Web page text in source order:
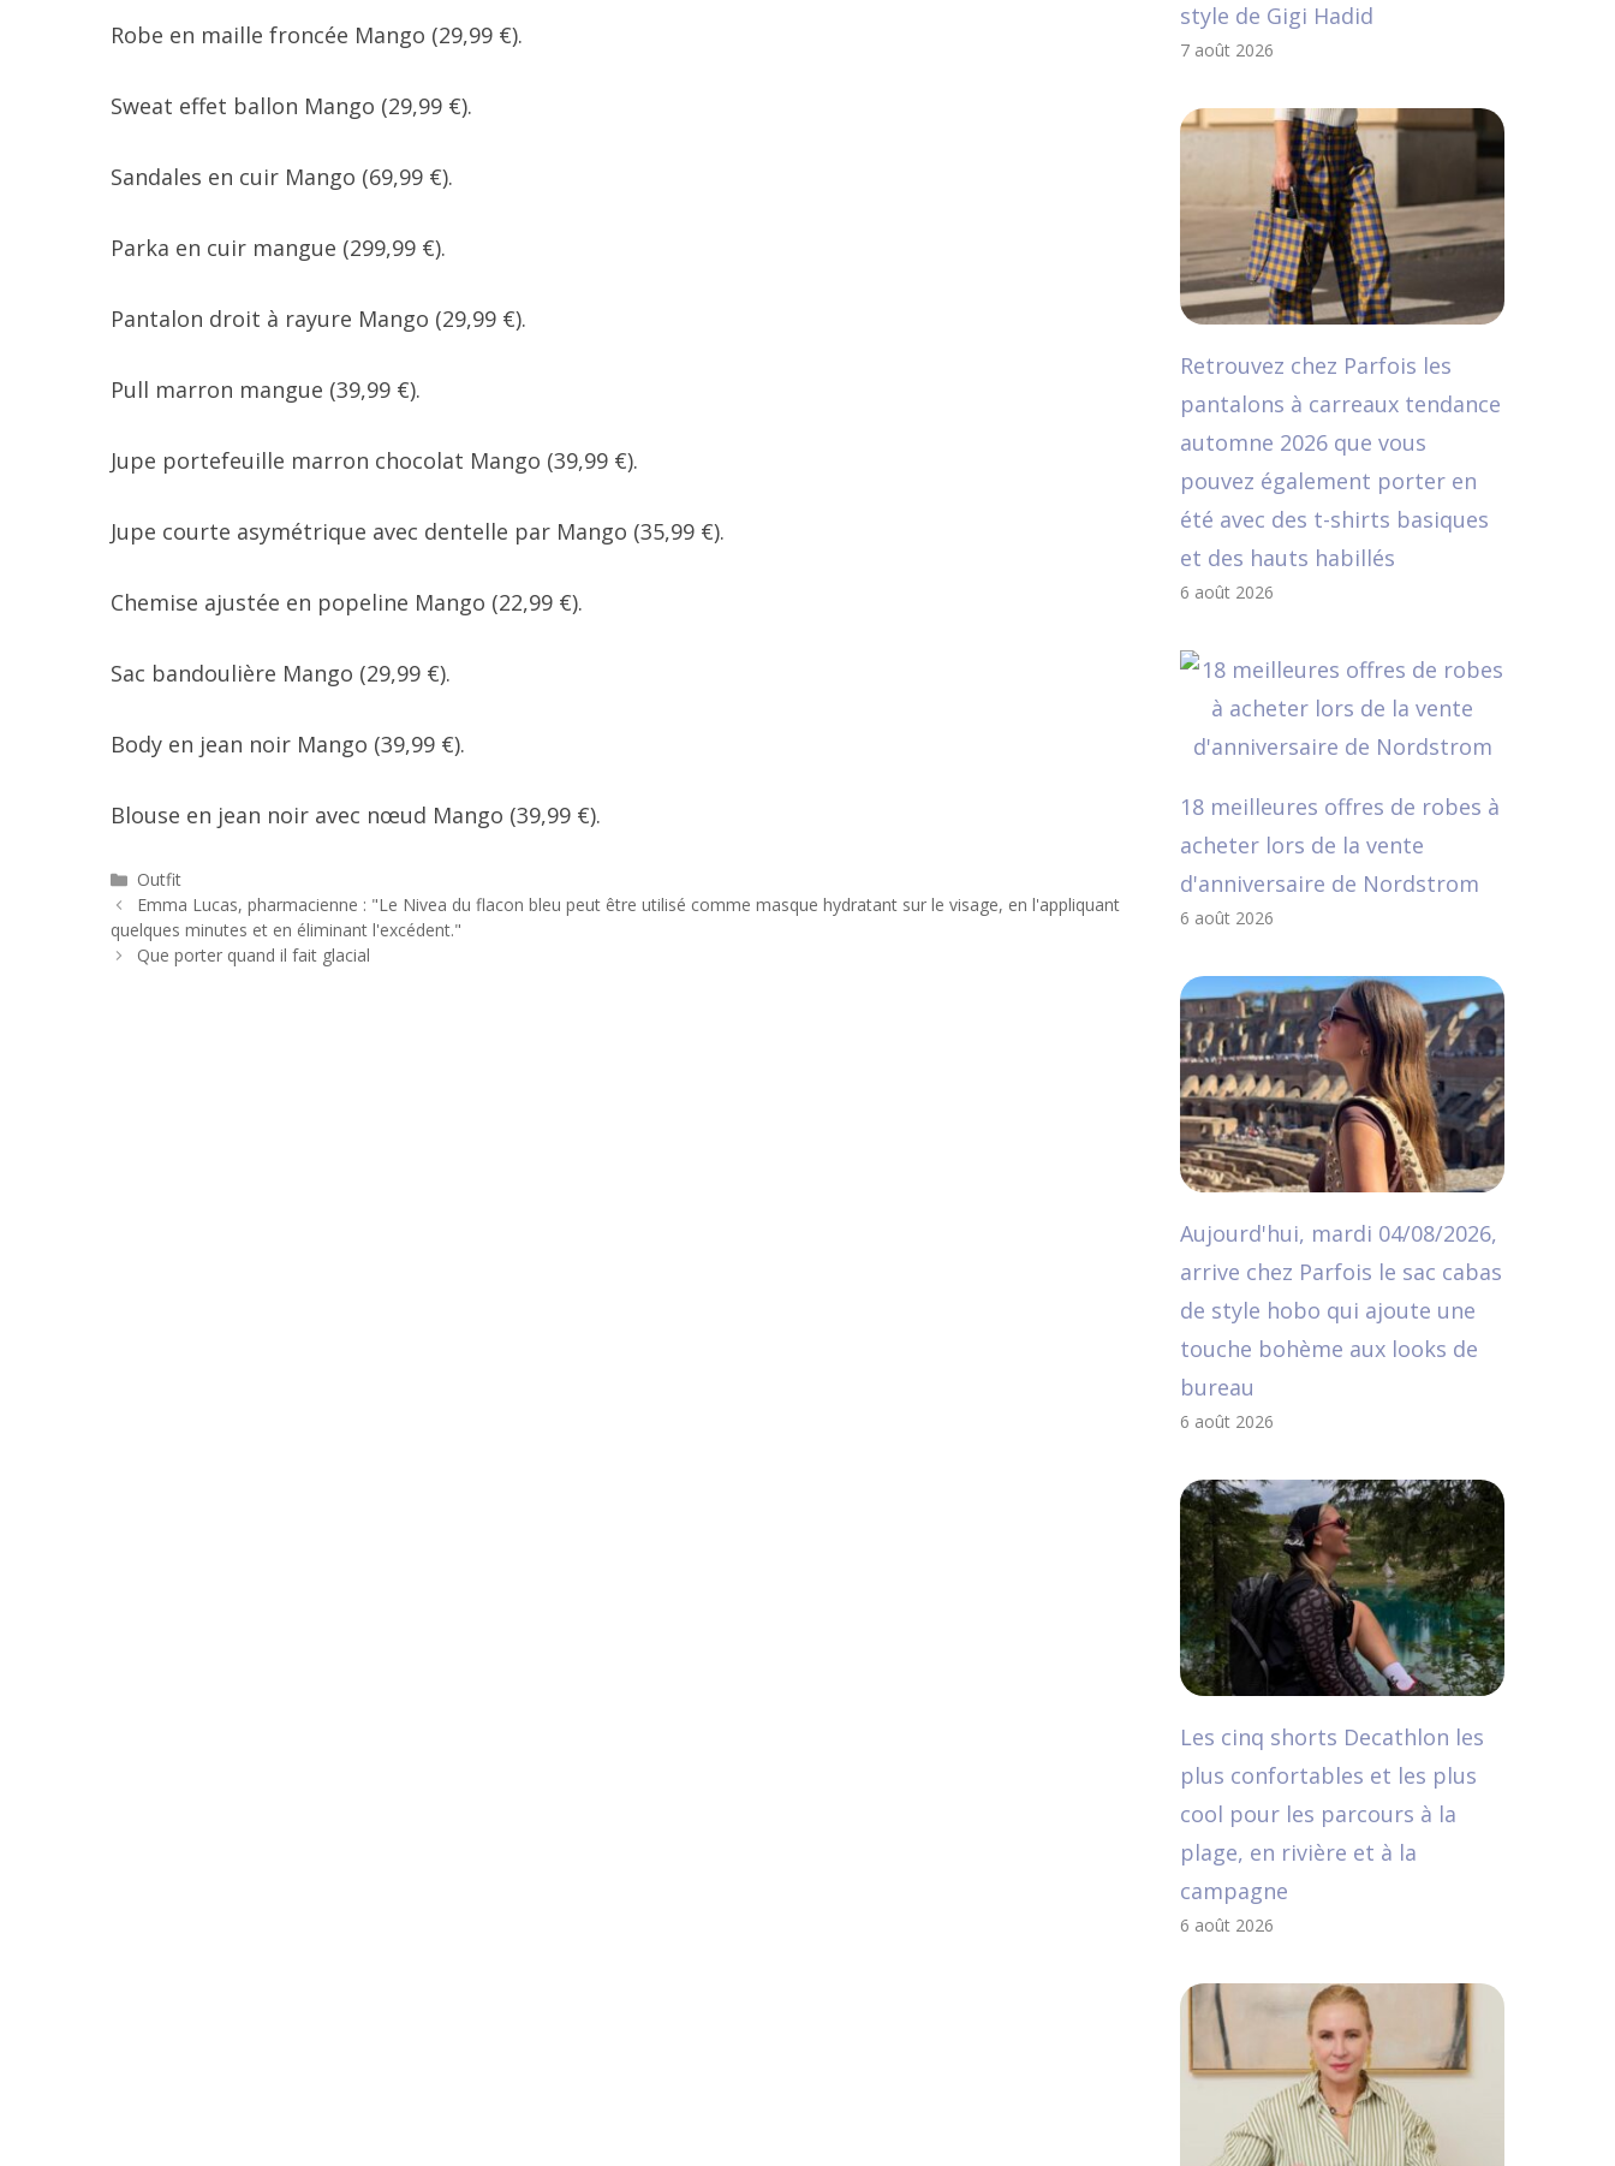
Robe en maille froncée Mango (29,99 €).
Sweat effet ballon Mango (29,99 €).
Sandales en cuir Mango (69,99 €).
Parka en cuir mangue (299,99 €).
Pantalon droit à rayure Mango (29,99 €).
Pull marron mangue (39,99 €).
Jupe portefeuille marron chocolat Mango (39,99 €).
Jupe courte asymétrique avec dentelle par Mango (35,99 €).
Chemise ajustée en popeline Mango (22,99 €).
Sac bandoulière Mango (29,99 €).
Body en jean noir Mango (39,99 €).
Blouse en jean noir avec nœud Mango (39,99 €).
Catégories
Outfit
Navigation
des
articles
Emma Lucas, pharmacienne : "Le Nivea du flacon bleu peut être utilisé comme masque hydratant sur le visage, en l'appliquant
quelques minutes et en éliminant l'excédent."
Que porter quand il fait glacial
style de Gigi Hadid
7 août 2026
Retrouvez chez Parfois les
pantalons à carreaux tendance
automne 2026 que vous
pouvez également porter en
été avec des t-shirts basiques
et des hauts habillés
6 août 2026
18 meilleures offres de robes à
acheter lors de la vente
d'anniversaire de Nordstrom
6 août 2026
Aujourd'hui, mardi 04/08/2026,
arrive chez Parfois le sac cabas
de style hobo qui ajoute une
touche bohème aux looks de
bureau
6 août 2026
Les cinq shorts Decathlon les
plus confortables et les plus
cool pour les parcours à la
plage, en rivière et à la
campagne
6 août 2026